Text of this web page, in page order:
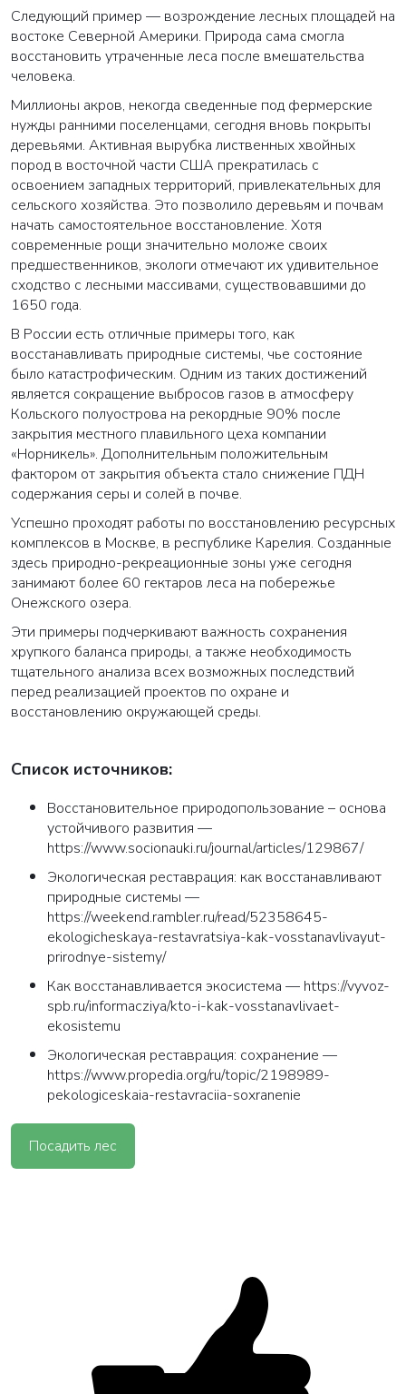
Следующий пример — возрождение лесных площадей на
востоке Северной Америки. Природа сама смогла
восстановить утраченные леса после вмешательства
человека.
Миллионы акров, некогда сведенные под фермерские
нужды ранними поселенцами, сегодня вновь покрыты
деревьями. Активная вырубка лиственных хвойных
пород в восточной части США прекратилась с
освоением западных территорий, привлекательных для
сельского хозяйства. Это позволило деревьям и почвам
начать самостоятельное восстановление. Хотя
современные рощи значительно моложе своих
предшественников, экологи отмечают их удивительное
сходство с лесными массивами, существовавшими до
1650 года.
В России есть отличные примеры того, как
восстанавливать природные системы, чье состояние
было катастрофическим. Одним из таких достижений
является сокращение выбросов газов в атмосферу
Кольского полуострова на рекордные 90% после
закрытия местного плавильного цеха компании
«Норникель». Дополнительным положительным
фактором от закрытия объекта стало снижение ПДН
содержания серы и солей в почве.
Успешно проходят работы по восстановлению ресурсных
комплексов в Москве, в республике Карелия. Созданные
здесь природно-рекреационные зоны уже сегодня
занимают более 60 гектаров леса на побережье
Онежского озера.
Эти примеры подчеркивают важность сохранения
хрупкого баланса природы, а также необходимость
тщательного анализа всех возможных последствий
перед реализацией проектов по охране и
восстановлению окружающей среды.
Список источников:
Восстановительное природопользование – основа
устойчивого развития —
https://www.socionauki.ru/journal/articles/129867/
Экологическая реставрация: как восстанавливают
природные системы —
https://weekend.rambler.ru/read/52358645-
ekologicheskaya-restavratsiya-kak-vosstanavlivayut-
prirodnye-sistemy/
Как восстанавливается экосистема — https://vyvoz-
spb.ru/informacziya/kto-i-kak-vosstanavlivaet-
ekosistemu
Экологическая реставрация: сохранение —
https://www.propedia.org/ru/topic/2198989-
pekologiceskaia-restavraciia-soxranenie
Посадить лес
ВАША ЗАЯВКА ОТПРАВЛЕНА
в ближайшее время наши менеджеры